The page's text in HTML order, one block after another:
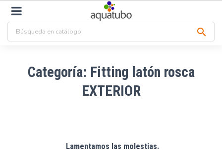

Categoría: Fitting latón rosca
EXTERIOR
Lamentamos las molestias.